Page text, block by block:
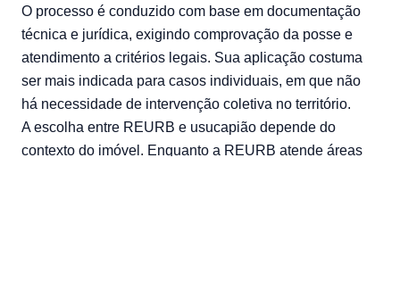
O processo é conduzido com base em documentação
técnica e jurídica, exigindo comprovação da posse e
atendimento a critérios legais. Sua aplicação costuma
ser mais indicada para casos individuais, em que não
há necessidade de intervenção coletiva no território.
A escolha entre REURB e usucapião depende do
contexto do imóvel. Enquanto a REURB atende áreas